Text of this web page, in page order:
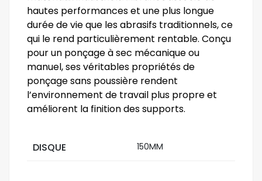
hautes performances et une plus longue
durée de vie que les abrasifs traditionnels, ce
qui le rend particulièrement rentable. Conçu
pour un ponçage à sec mécanique ou
manuel, ses véritables propriétés de
ponçage sans poussière rendent
l’environnement de travail plus propre et
améliorent la finition des supports.
DISQUE 150MM